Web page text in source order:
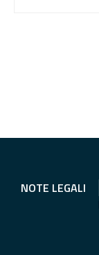
NOTE LEGALI